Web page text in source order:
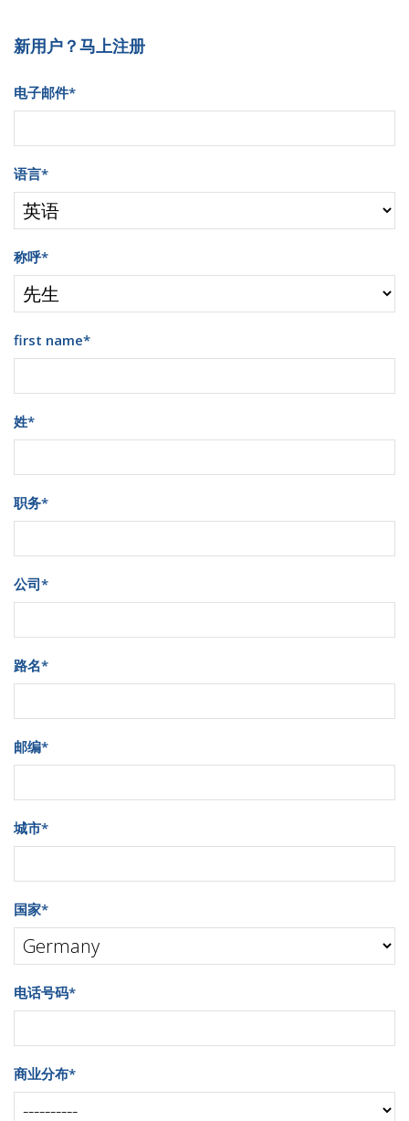
新用户？马上注册
电子邮件*
语言*
称呼*
first name*
姓*
职务*
公司*
路名*
邮编*
城市*
国家*
电话号码*
商业分布*